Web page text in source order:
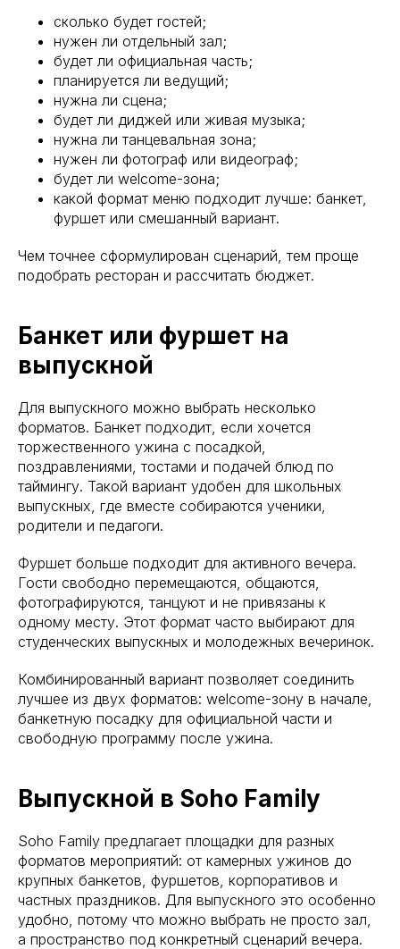
сколько будет гостей;
нужен ли отдельный зал;
будет ли официальная часть;
планируется ли ведущий;
нужна ли сцена;
будет ли диджей или живая музыка;
нужна ли танцевальная зона;
нужен ли фотограф или видеограф;
будет ли welcome-зона;
какой формат меню подходит лучше: банкет,
фуршет или смешанный вариант.
Чем точнее сформулирован сценарий, тем проще
подобрать ресторан и рассчитать бюджет.
Банкет или фуршет на
выпускной
Для выпускного можно выбрать несколько
форматов. Банкет подходит, если хочется
торжественного ужина с посадкой,
поздравлениями, тостами и подачей блюд по
таймингу. Такой вариант удобен для школьных
выпускных, где вместе собираются ученики,
родители и педагоги.
Фуршет больше подходит для активного вечера.
Гости свободно перемещаются, общаются,
фотографируются, танцуют и не привязаны к
одному месту. Этот формат часто выбирают для
студенческих выпускных и молодежных вечеринок.
Комбинированный вариант позволяет соединить
лучшее из двух форматов: welcome-зону в начале,
банкетную посадку для официальной части и
свободную программу после ужина.
Выпускной в Soho Family
Soho Family предлагает площадки для разных
форматов мероприятий: от камерных ужинов до
крупных банкетов, фуршетов, корпоративов и
частных праздников. Для выпускного это особенно
удобно, потому что можно выбрать не просто зал,
а пространство под конкретный сценарий вечера.